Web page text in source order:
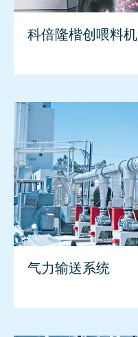
科倍隆楷创喂料机
气力输送系统